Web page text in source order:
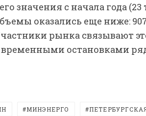
значения с начала года
оказались еще ниже:
рынка связывают
остановками
МИНЭНЕРГО